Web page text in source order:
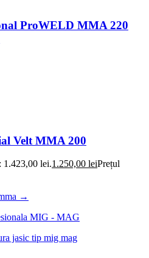
ProWELD MMA 220
Velt MMA 200
1.423,00 lei.1.250,00 leiPrețul
→
MIG - MAG